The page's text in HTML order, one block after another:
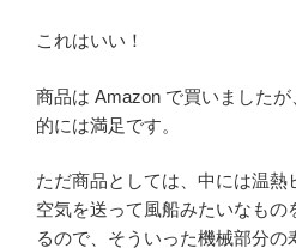
これはいい！
商品は Amazon で買いました
的には満足です。
ただ商品としては、中には温熱
空気を送って風船みたいなもの
るので、そういった機械部分の